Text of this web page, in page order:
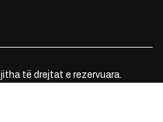
të drejtat e rezervuara.